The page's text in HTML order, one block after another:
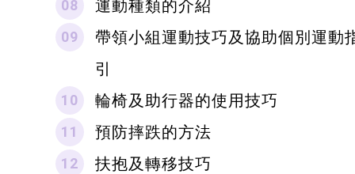
運動種類的介紹
帶領小組運動技巧及協助個別運動
引
輪椅及助行器的使用技巧
預防摔跌的方法
扶抱及轉移技巧